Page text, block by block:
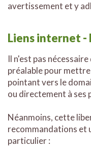
avertissement et y
Liens internet -
Il n'est pas
préalable pour
pointant vers le
ou directement à ses
Néanmoins, cette
recommandations et
particulier :